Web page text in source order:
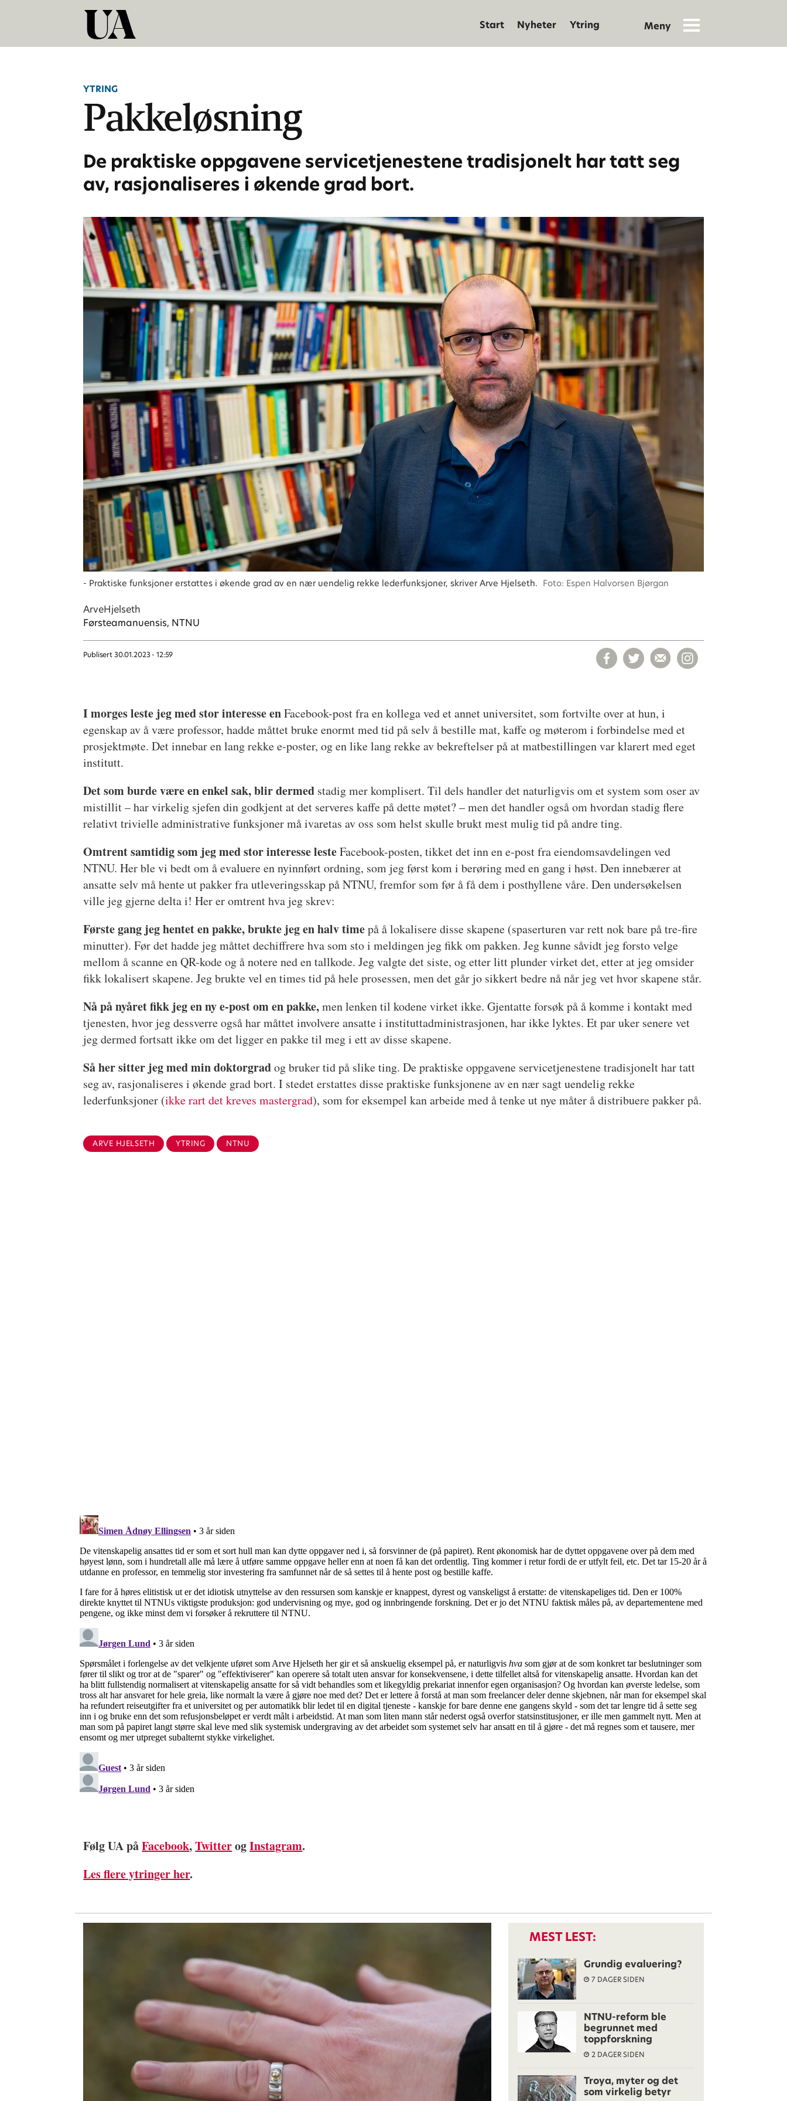
Start Nyheter Ytring
YTRING
Pakkeløsning
De praktiske oppgavene servicetjenestene tradisjonelt har tatt seg
av, rasjonaliseres i økende grad bort.
- Praktiske funksjoner erstattes i økende grad av en nær uendelig rekke lederfunksjoner, skriver Arve Hjelseth. Foto: Espen Halvorsen Bjørgan
ArveHjelseth
Førsteamanuensis, NTNU
Publisert 30.01.2023 - 12:59
I morges leste jeg med stor interesse enFacebook-post fra en kollega ved et annet universitet, som fortvilte over at hun, i
egenskap av å være professor, hadde måttet bruke enormt med tid på selv å bestille mat, kaffe og møterom i forbindelse med et
prosjektmøte. Det innebar en lang rekke e-poster, og en like lang rekke av bekreftelser på at matbestillingen var klarert med eget
institutt.
Det som burde være en enkel sak, blir dermed stadig mer komplisert. Til dels handler det naturligvis om et system som oser av
mistillit – har virkelig sjefen din godkjent at det serveres kaffe på dette møtet? – men det handler også om hvordan stadig flere
relativt trivielle administrative funksjoner må ivaretas av oss som helst skulle brukt mest mulig tid på andre ting.
Omtrent samtidig som jeg med stor interesse lesteFacebook-posten, tikket det inn en e-post fra eiendomsavdelingen ved
NTNU. Her ble vi bedt om å evaluere en nyinnført ordning, som jeg først kom i berøring med en gang i høst. Den innebærer at
ansatte selv må hente ut pakker fra utleveringsskap på NTNU, fremfor som før å få dem i posthyllene våre. Den undersøkelsen
ville jeg gjerne delta i! Her er omtrent hva jeg skrev:
Første gang jeg hentet en pakke, brukte jeg en halv timepå å lokalisere disse skapene (spaserturen var rett nok bare på tre-fire
minutter). Før det hadde jeg måttet dechiffrere hva som sto i meldingen jeg fikk om pakken. Jeg kunne såvidt jeg forsto velge
mellom å scanne en QR-kode og å notere ned en tallkode. Jeg valgte det siste, og etter litt plunder virket det, etter at jeg omsider
fikk lokalisert skapene. Jeg brukte vel en times tid på hele prosessen, men det går jo sikkert bedre nå når jeg vet hvor skapene står.
Nå på nyåret fikk jeg en ny e-post om en pakke,men lenken til kodene virket ikke. Gjentatte forsøk på å komme i kontakt med
tjenesten, hvor jeg dessverre også har måttet involvere ansatte i instituttadministrasjonen, har ikke lyktes. Et par uker senere vet
jeg dermed fortsatt ikke om det ligger en pakke til meg i ett av disse skapene.
Så her sitter jeg med min doktorgradog bruker tid på slike ting. De praktiske oppgavene servicetjenestene tradisjonelt har tatt
seg av, rasjonaliseres i økende grad bort. I stedet erstattes disse praktiske funksjonene av en nær sagt uendelig rekke
lederfunksjoner (ikke rart det kreves mastergrad), som for eksempel kan arbeide med å tenke ut nye måter å distribuere pakker på.
ARVE HJELSETH YTRING NTNU
Følg UA påFacebook,TwitterogInstagram.
Les flere ytringer her.
MEST LEST:
Grundig evaluering?
7 DAGER SIDEN
NTNU-reform ble
begrunnet med
toppforskning
2 DAGER SIDEN
Troya, myter og det
som virkelig betyr